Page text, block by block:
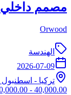
مصمم داخلي
Orwood
الهندسة
2026-07-09
تركيا - اسطنبول
40,000.00 - 550,000.00 TL